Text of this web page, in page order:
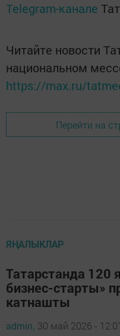
Telegram-канале
Читайте новости
национальном
https://max.ru/
Перейти на
ЯҢАЛЫКЛАР
Татарстанда
бизнес-старты»
катнашты
admin, 30 май 2026 - 12:01